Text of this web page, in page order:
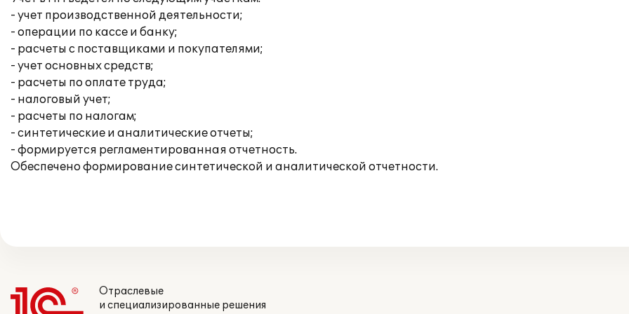
- учет производственной деятельности;
- операции по кассе и банку;
- расчеты с поставщиками и покупателями;
- учет основных средств;
- расчеты по оплате труда;
- налоговый учет;
- расчеты по налогам;
- синтетические и аналитические отчеты;
- формируется регламентированная отчетность.
Обеспечено формирование синтетической и аналитической отчетности.
Отраслевые
и специализированные решения